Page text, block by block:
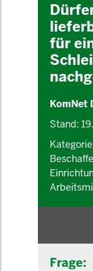
für
KomNet
Stand:
Frage: